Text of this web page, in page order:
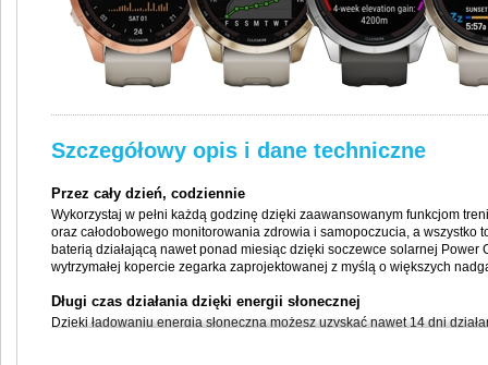
Szczegółowy opis i dane techniczne
Przez cały dzień, codziennie
Wykorzystaj w pełni każdą godzinę dzięki zaawansowanym funkcjom
oraz całodobowego monitorowania zdrowia i samopoczucia, a wszystko
baterią działającą nawet ponad miesiąc dzięki soczewce solarnej Power
wytrzymałej kopercie zegarka zaprojektowanej z myślą o większych
Długi czas działania dzięki energii słonecznej
Dzięki ładowaniu energią słoneczną możesz uzyskać nawet 14 dni